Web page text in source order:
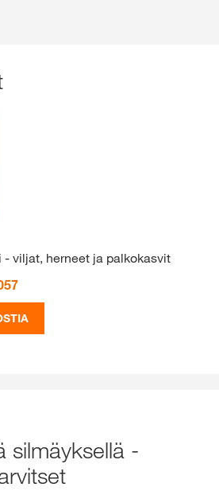
- viljat, herneet ja palkokasvit
silmäyksellä -